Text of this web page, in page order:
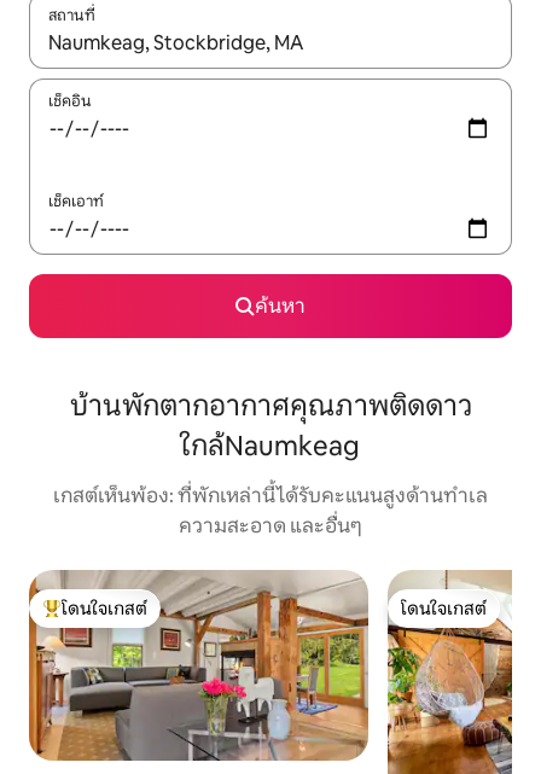
สถานที่
ใช้ลูกศรขึ้นลง หรือใช้การสัมผัสหรือปัด เพื่อสำรวจผลการค้นหา
เช็คอิน
เช็คเอาท์
ค้นหา
บ้านพักตากอากาศคุณภาพติดดาว
ใกล้Naumkeag
เกสต์เห็นพ้อง: ที่พักเหล่านี้ได้รับคะแนนสูงด้านทำเล
ความสะอาด และอื่นๆ
โดนใจเกสต์ที่สุด
โดนใจเกสต์
โดนใจเกสต์
โดนใจเกสต์